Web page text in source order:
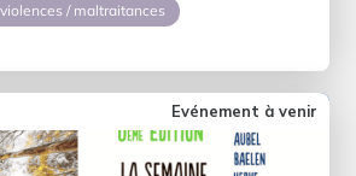
violences / maltraitances
Evénement à venir